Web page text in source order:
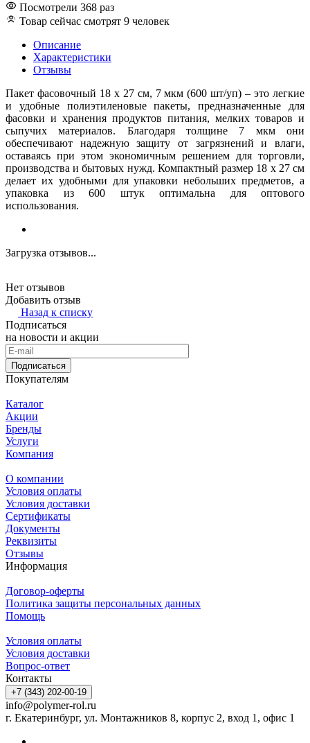
Посмотрели 368 раз
Товар сейчас смотрят 9 человек
Описание
Характеристики
Отзывы
Пакет фасовочный 18 х 27 см, 7 мкм (600 шт/уп) – это легкие
и удобные полиэтиленовые пакеты, предназначенные для
фасовки и хранения продуктов питания, мелких товаров и
сыпучих материалов. Благодаря толщине 7 мкм они
обеспечивают надежную защиту от загрязнений и влаги,
оставаясь при этом экономичным решением для торговли,
производства и бытовых нужд. Компактный размер 18 х 27 см
делает их удобными для упаковки небольших предметов, а
упаковка из 600 штук оптимальна для оптового
использования.
Загрузка отзывов...
Нет отзывов
Добавить отзыв
Назад к списку
Подписаться
на новости и акции
Подписаться
Покупателям
Каталог
Акции
Бренды
Услуги
Компания
О компании
Условия оплаты
Условия доставки
Сертификаты
Документы
Реквизиты
Отзывы
Информация
Договор-оферты
Политика защиты персональных данных
Помощь
Условия оплаты
Условия доставки
Вопрос-ответ
Контакты
+7 (343) 202-00-19
info@polymer-rol.ru
г. Екатеринбург, ул. Монтажников 8, корпус 2, вход 1, офис 1